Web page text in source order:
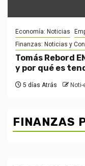
Economía: Noticias
Finanzas: Noticias y
Tomás Rebord
y por qué es
5 días Atrás
FINANZAS